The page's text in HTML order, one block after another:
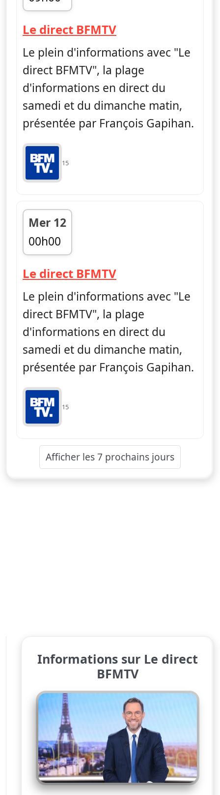
fin 12h00
Le direct BFMTV— Le direct
Le plein d'informations avec "Le
direct BFMTV", la plage
d'informations en direct du
samedi et du dimanche matin,
présentée par François Gapihan.
15
Mer 12
00h00
fin 06h00
Le direct BFMTV— Le direct
Le plein d'informations avec "Le
direct BFMTV", la plage
d'informations en direct du
samedi et du dimanche matin,
présentée par François Gapihan.
15
Afficher les 7 prochains jours
Informations sur Le direct
BFMTV